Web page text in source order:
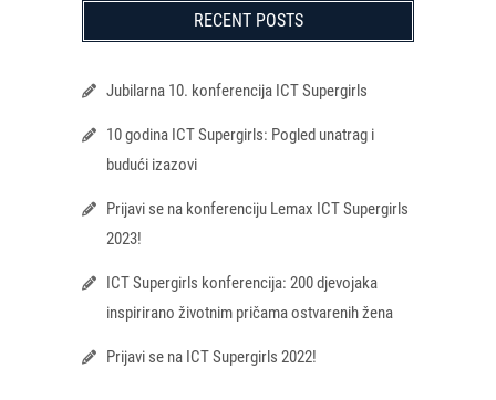
RECENT POSTS
Jubilarna 10. konferencija ICT Supergirls
10 godina ICT Supergirls: Pogled unatrag i
budući izazovi
Prijavi se na konferenciju Lemax ICT Supergirls
2023!
ICT Supergirls konferencija: 200 djevojaka
inspirirano životnim pričama ostvarenih žena
Prijavi se na ICT Supergirls 2022!